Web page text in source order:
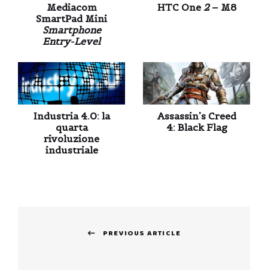
Mediacom
SmartPad Mini
Smartphone
Entry-Level
HTC One 2– M8
Industria 4.0: la
quarta
rivoluzione
industriale
Assassin’s Creed
4: Black Flag
PREVIOUS ARTICLE